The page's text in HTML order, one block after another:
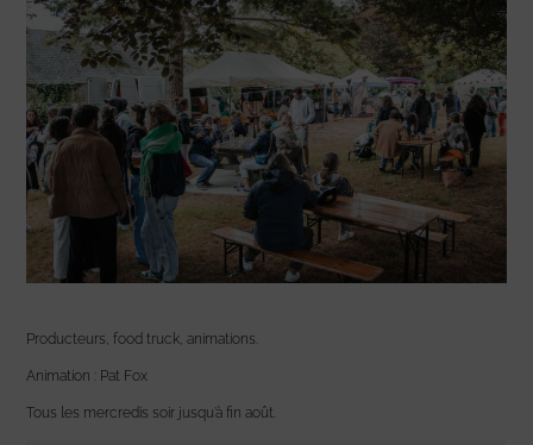
Producteurs, food truck, animations.
Animation : Pat Fox
Tous les mercredis soir jusqu’à fin août.